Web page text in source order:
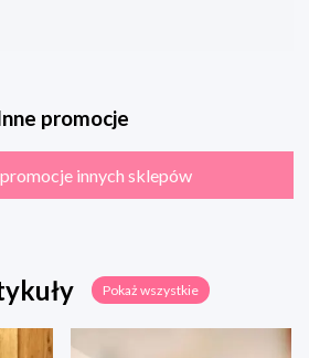
promocje
innych sklepów
Pokaż wszystkie